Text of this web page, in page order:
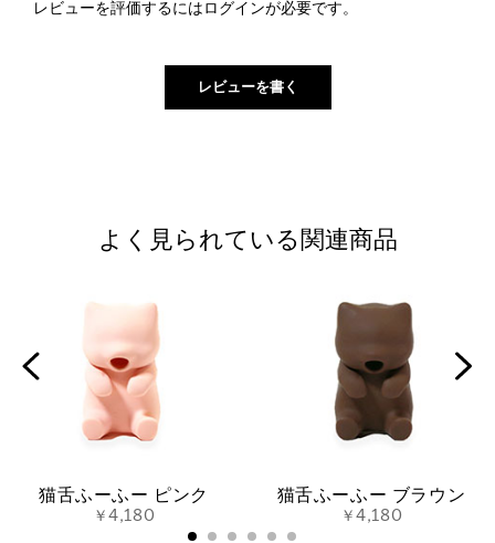
レビューを評価するには ログインが必要です。
よく見られている関連商品
猫舌ふーふー ピンク
￥4,180
猫舌ふーふー ブラウン
￥4,180